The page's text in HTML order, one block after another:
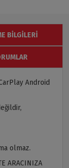
BILGILERI
Android
olmaz.
ARACINIZA